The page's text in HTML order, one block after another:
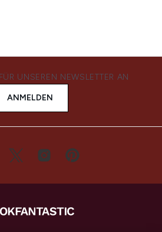
UNSEREN NEWSLETTER AN
ANMELDEN